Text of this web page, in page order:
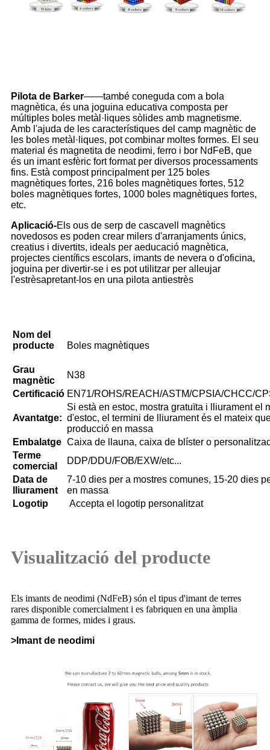
Pilota de Barker——també coneguda com a bola
magnètica, és una joguina educativa composta per
múltiples boles metàl·liques sòlides amb magnetisme.
Amb l'ajuda de les característiques del camp magnètic de
les boles metàl·liques, pot combinar moltes formes. El seu
material és magnetita de neodimi, ferro i bor NdFeB, que
és un imant esfèric fort format per diversos processaments
fins. Està compost principalment per 125 boles
magnètiques fortes, 216 boles magnètiques fortes, 512
boles magnètiques fortes, 1000 boles magnètiques fortes,
etc.
Aplicació-Els ous de serp de cascavell magnètics
novedosos es poden crear milers d'arranjaments únics,
creatius i divertits, ideals per aeducació magnètica,
projectes científics escolars, imants de nevera o d'oficina,
joguina per divertir-se i es pot utilitzar per alleujar
l'estrèsapretant-los en una pilota antiestrès
Nom del
producte
Boles magnètiques
Grau
magnètic
N38
Certificació EN71/ROHS/REACH/ASTM/CPSIA/CHCC/
Avantatge:
Si està en estoc, mostra gratuïta i lliurament el
d'estoc, el termini de lliurament és el mateix
producció en massa
Embalatge Caixa de llauna, caixa de blíster o
Terme
comercial
DDP/DDU/FOB/EXW/etc...
Data de
lliurament
7-10 dies per a mostres comunes, 15-20 dies
en massa
Logotip
Accepta el logotip personalitzat
Visualització del producte
Els imants de neodimi (NdFeB) són el tipus d'imant de terres
rares disponible comercialment i es fabriquen en una àmplia
gamma de formes, mides i graus.
>Imant de neodimi